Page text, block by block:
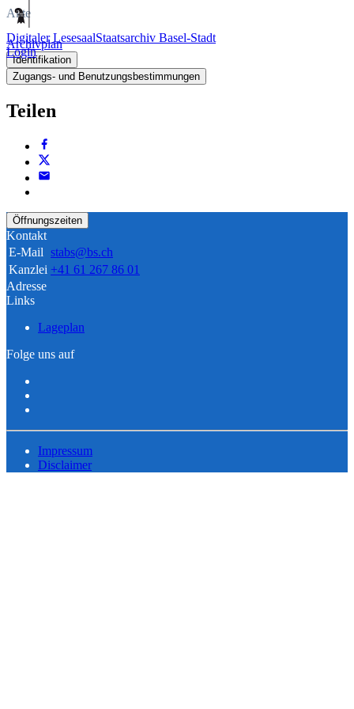
Digitaler LesesaalStaatsarchiv Basel-Stadt
Login
Akte
Archivplan
Identifikation
Zugangs- und Benutzungsbestimmungen
Teilen
Öffnungszeiten
Kontakt
E-Mail stabs@bs.ch
Kanzlei +41 61 267 86 01
Adresse
Links
Lageplan
Folge uns auf
Impressum
Disclaimer